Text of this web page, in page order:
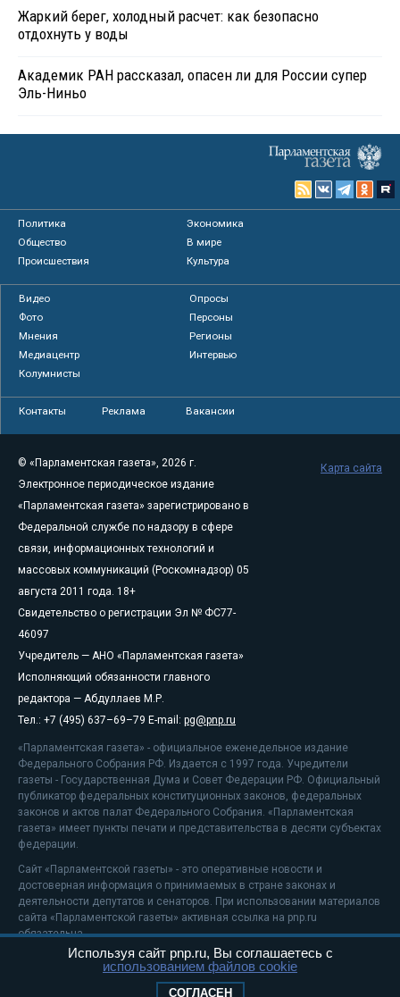
Жаркий берег, холодный расчет: как безопасно
отдохнуть у воды
Академик РАН рассказал, опасен ли для России супер
Эль-Ниньо
Политика
Экономика
Общество
В мире
Происшествия
Культура
Видео
Опросы
Фото
Персоны
Мнения
Регионы
Медиацентр
Интервью
Колумнисты
Контакты Реклама Вакансии
© «Парламентская газета», 2026 г.
Электронное периодическое издание
«Парламентская газета» зарегистрировано в
Федеральной службе по надзору в сфере
связи, информационных технологий и
массовых коммуникаций (Роскомнадзор) 05
августа 2011 года. 18+
Свидетельство о регистрации Эл № ФС77-
46097
Учредитель — АНО «Парламентская газета»
Исполняющий обязанности главного
редактора — Абдуллаев М.Р.
Тел.: +7 (495) 637–69–79 E-mail: pg@pnp.ru
«Парламентская газета» - официальное еженедельное издание
Федерального Собрания РФ. Издается с 1997 года. Учредители
газеты - Государственная Дума и Совет Федерации РФ. Официальный
публикатор федеральных конституционных законов, федеральных
законов и актов палат Федерального Собрания. «Парламентская
газета» имеет пункты печати и представительства в десяти субъектах
федерации.
Сайт «Парламентской газеты» - это оперативные новости и
достоверная информация о принимаемых в стране законах и
деятельности депутатов и сенаторов. При использовании материалов
сайта «Парламентской газеты» активная ссылка на pnp.ru
обязательна.
На информационном ресурсе применяютсярекомендательные
Положение о защите персональных данных
Карта сайта
Используя сайт pnp.ru, Вы соглашаетесь с
использованием файлов cookie
СОГЛАСЕН